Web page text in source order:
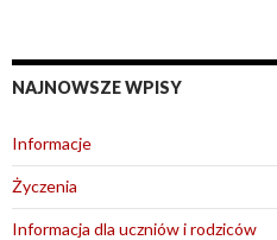
NAJNOWSZE WPISY
Informacje
Życzenia
Informacja dla uczniów i rodziców